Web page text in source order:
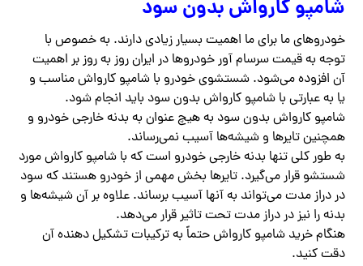
شامپو کارواش بدون سود
خودروهای ما برای ما اهمیت بسیار زیادی دارند. به خصوص با
توجه به قیمت سرسام آور خودروها در ایران روز به روز بر اهمیت
آن افزوده می‌شود. شستشوی خودرو با شامپو کارواش مناسب و
یا به عبارتی با شامپو کارواش بدون سود باید انجام شود.
شامپو کارواش بدون سود به هیچ عنوان به بدنه خارجی خودرو و
همچنین تایرها و شیشه‌ها آسیب نمی‌رساند.
به طور کلی تنها بدنه خارجی خودرو است که با شامپو کارواش مورد
شستشو قرار می‌گیرد. تایرها بخش مهمی از خودرو هستند که سود
در دراز مدت می‌تواند به آنها آسیب برساند. علاوه بر آن شیشه‌ها و
بدنه را نیز در دراز مدت تحت تاثیر قرار می‌دهد.
هنگام خرید شامپو کارواش حتماً به ترکیبات تشکیل دهنده آن
دقت کنید.